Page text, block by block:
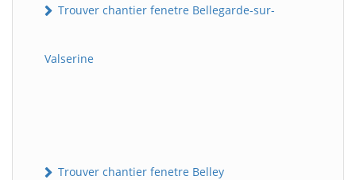
Trouver chantier fenetre Bellegarde-sur-
Valserine
Trouver chantier fenetre Belley